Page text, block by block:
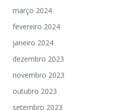
março 2024
fevereiro 2024
janeiro 2024
dezembro 2023
novembro 2023
outubro 2023
setembro 2023